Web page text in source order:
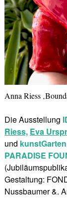
Anna Riess
Die Ausstellung
Riess, Eva
und kunstGarten
PARADISE
Gestaltung:
Nussbaumer &.